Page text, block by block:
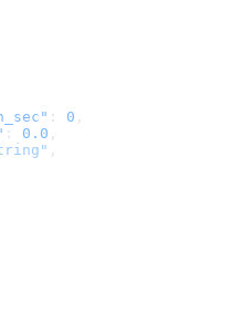
: 0 ,
: 0.0 ,
,